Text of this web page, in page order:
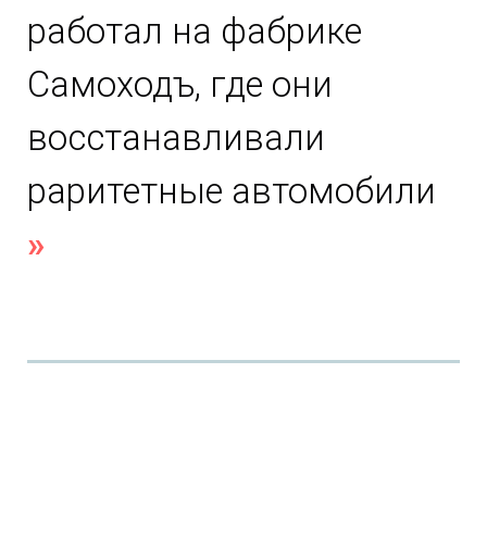
работал на фабрике
Самоходъ, где они
восстанавливали
раритетные автомобили
»